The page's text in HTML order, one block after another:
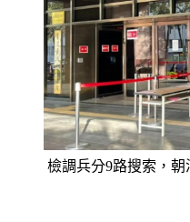
檢調兵分9路搜索，